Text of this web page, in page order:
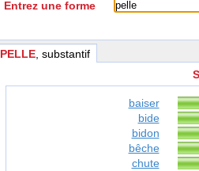
Entrez une forme
PELLE , substantif
baiser
bide
bidon
bêche
chute